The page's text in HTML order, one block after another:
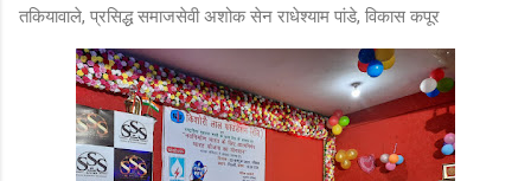
तकियावाले, प्रसिद्ध समाजसेवी अशोक सेन राधेश्याम पांडे, विकास कपूर